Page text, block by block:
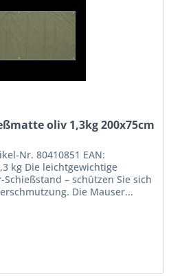
oliv 1,3kg 200x75cm
Nr. 80410851 EAN:
kg Die leichtgewichtige
– schützen Sie sich
Die Mauser...